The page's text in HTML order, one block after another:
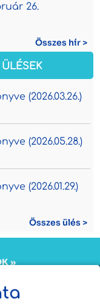
26.
Összes hír >
ÜLÉSEK
(2026.03.26.)
(2026.05.28.)
(2026.01.29.)
Összes ülés >
»